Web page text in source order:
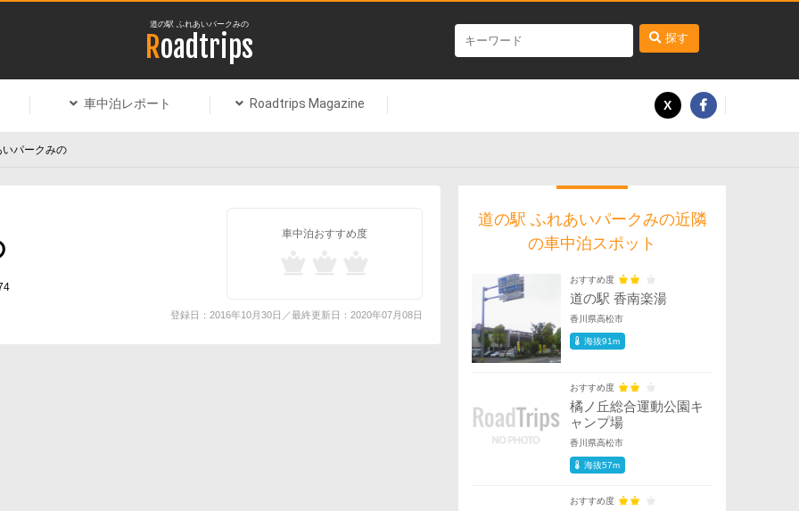
道の駅 ふれあいパークみの
Roadtrips 探す
車中泊レポート Roadtrips Magazine
パークみの
車中泊おすすめ度
登録日：2016年10月30日／最終更新日：2020年07月08日
道の駅 ふれあいパークみの近隣
の車中泊スポット
おすすめ度
道の駅 香南楽湯
香川県高松市
海抜91m
おすすめ度
橘ノ丘総合運動公園キ
ャンプ場
香川県高松市
海抜57m
おすすめ度